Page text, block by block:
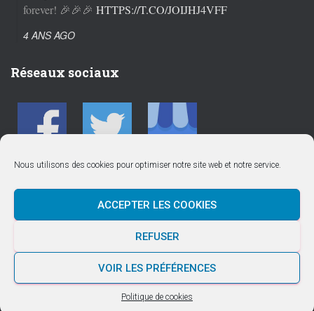
Nous utilisons des cookies pour optimiser notre site web et notre service.
ACCEPTER LES COOKIES
REFUSER
VOIR LES PRÉFÉRENCES
Politique de cookies
forever! 🎉🎉🎉 HTTPS://T.CO/JOIJHJ4VFF
4 ANS AGO
Réseaux sociaux
Hestia | Développé parThemeIsle